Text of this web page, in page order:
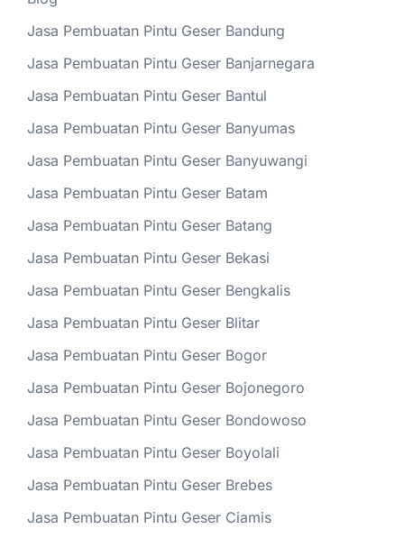
Jasa Pembuatan Pintu Geser Bandung
Jasa Pembuatan Pintu Geser Banjarnegara
Jasa Pembuatan Pintu Geser Bantul
Jasa Pembuatan Pintu Geser Banyumas
Jasa Pembuatan Pintu Geser Banyuwangi
Jasa Pembuatan Pintu Geser Batam
Jasa Pembuatan Pintu Geser Batang
Jasa Pembuatan Pintu Geser Bekasi
Jasa Pembuatan Pintu Geser Bengkalis
Jasa Pembuatan Pintu Geser Blitar
Jasa Pembuatan Pintu Geser Bogor
Jasa Pembuatan Pintu Geser Bojonegoro
Jasa Pembuatan Pintu Geser Bondowoso
Jasa Pembuatan Pintu Geser Boyolali
Jasa Pembuatan Pintu Geser Brebes
Jasa Pembuatan Pintu Geser Ciamis